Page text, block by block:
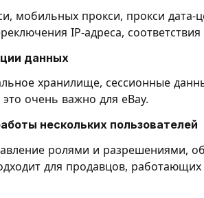
мобильных прокси, прокси дата-
IP-адреса,
данных
хранилище, сессионные
очень важно для eBay.
нескольких пользователей
ролями и разрешениями,
для продавцов,